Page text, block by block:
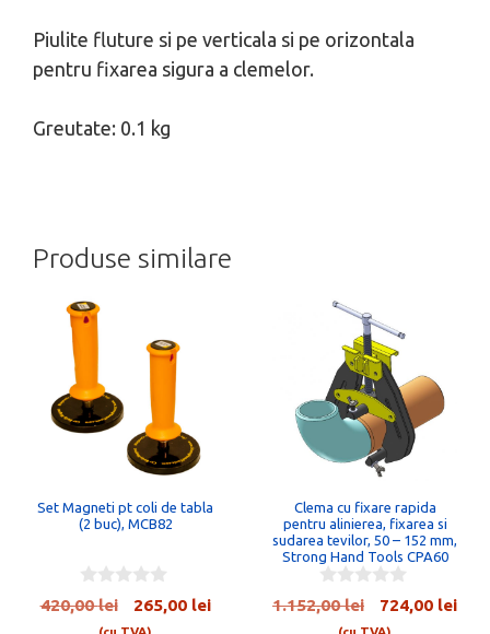
Piulite fluture si pe verticala si pe orizontala
pentru fixarea sigura a clemelor.
Greutate: 0.1 kg
Produse similare
Set Magneti pt coli de tabla
(2 buc), MCB82
0
o
420,00lei
Prețul
inițial
265,00 leiPrețul
Clema cu fixare rapida
pentru alinierea, fixarea si
sudarea tevilor, 50 – 152 mm,
Strong Hand Tools CPA60
0
o
1.152,00lei
Prețul
inițial
724,00 lei